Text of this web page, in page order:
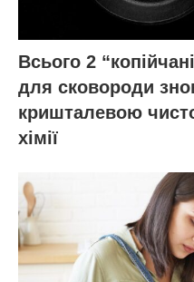
Всього 2
для сковороди
кришталевою
хімії